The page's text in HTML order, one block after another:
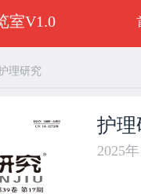
理研究
护理
2025
室V1.0